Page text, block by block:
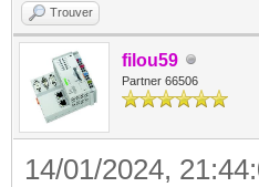
Trouver
filou59
Partner 66506
14/01/2024,